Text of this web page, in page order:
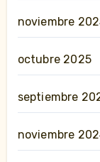
noviembre
octubre 2025
septiembre
noviembre